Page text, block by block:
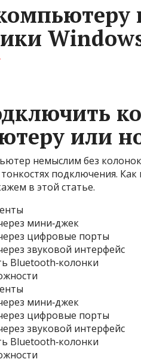
или
немыслим без
тонкостях подключения.
в этой статье.
мини‑джек
цифровые порты
звуковой интерфейс
Bluetooth‑колонки
мини‑джек
цифровые порты
звуковой интерфейс
Bluetooth‑колонки